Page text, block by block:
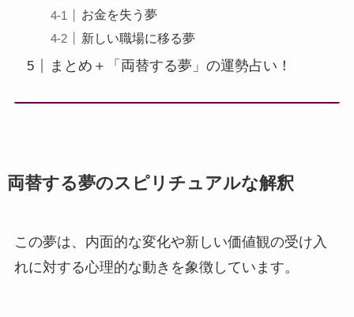
お金を失う夢
新しい職場に移る夢
まとめ＋「両替する夢」の運勢占い！
両替する夢のスピリチュアルな解釈
この夢は、内面的な変化や新しい価値観の受け入
れに対する心理的な動きを象徴しています。